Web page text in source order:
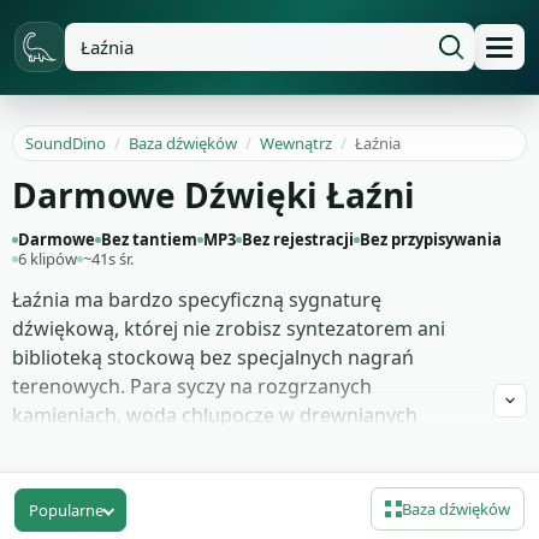
SoundDino / Baza dźwięków / Wewnątrz / Łaźnia
Darmowe Dźwięki Łaźni
Darmowe Bez tantiem MP3 Bez rejestracji Bez przypisywania
6 klipów ~41s śr.
Łaźnia ma bardzo specyficzną sygnaturę
dźwiękową, której nie zrobisz syntezatorem ani
biblioteką stockową bez specjalnych nagrań
terenowych. Para syczy na rozgrzanych
kamieniach, woda chlupocze w drewnianych
rozgrzaną skórę. Drewno trzeszczy od wilgoci, a
głosy ludzi tłumi gęsta, mokra para wypełniająca
pomieszczenie. Bez tych warstw scena w saunie
Popularne Baza dźwięków